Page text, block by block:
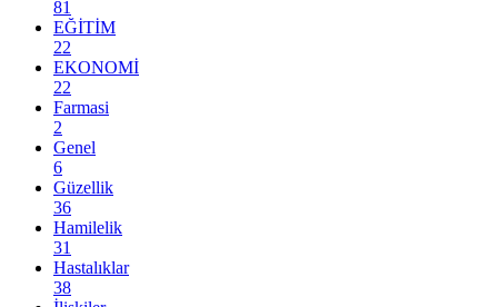
81
EĞİTİM
22
EKONOMİ
22
Farmasi
2
Genel
6
Güzellik
36
Hamilelik
31
Hastalıklar
38